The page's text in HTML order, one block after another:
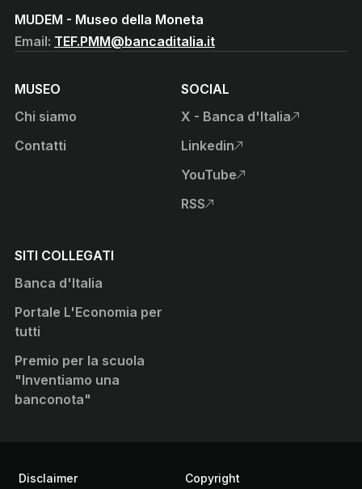
MUDEM - Museo della Moneta
Email: TEF.PMM@bancaditalia.it
MUSEO
Chi siamo
Contatti
SOCIAL
X - Banca d'Italia
, apre sito esterno in nuova
Linkedin
, apre sito esterno in nuova
YouTube
, apre sito esterno in nuova
RSS
, apre sito esterno in nuova
SITI COLLEGATI
Banca d'Italia
Portale L'Economia per
tutti
Premio per la scuola
"Inventiamo una
banconota"
Informazioni Legali
Disclaimer Copyright